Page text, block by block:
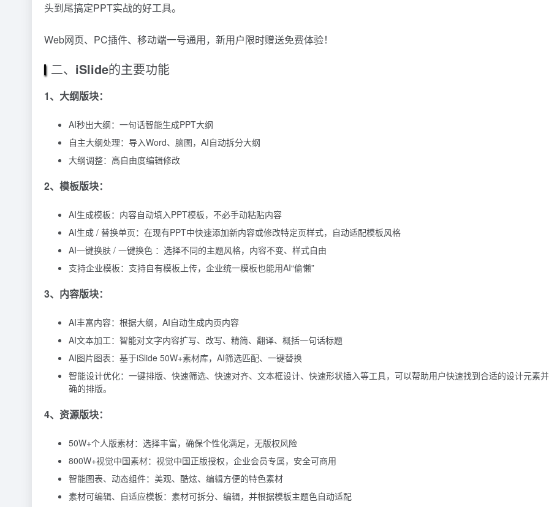
头到尾搞定PPT实战的好工具。
Web网页、PC插件、移动端一号通用，新用户限时赠送免费体验！
二、 iSlide的主要功能
1、大纲版块：
AI秒出大纲：一句话智能生成PPT大纲
自主大纲处理：导入Word、脑图，AI自动拆分大纲
大纲调整：高自由度编辑修改
2、模板版块：
AI生成模板：内容自动填入PPT模板，不必手动粘贴内容
AI生成 / 替换单页：在现有PPT中快速添加新内容或修改特定页样式，自动适配模板风格
AI一键换肤 / 一键换色 ：选择不同的主题风格，内容不变、样式自由
支持企业模板：支持自有模板上传，企业统一模板也能用AI“偷懒”
3、内容版块：
AI丰富内容：根据大纲，AI自动生成内页内容
AI文本加工：智能对文字内容扩写、改写、精简、翻译、概括一句话标题
AI图片图表：基于iSlide 50W+素材库，AI筛选匹配、一键替换
智能设计优化：一键排版、快速筛选、快速对齐、文本框设计、快速形状插入等工具，可以帮助用户快速找到合适的设计元素
确的排版。
4、资源版块：
50W+个人版素材：选择丰富，确保个性化满足，无版权风险
800W+视觉中国素材：视觉中国正版授权，企业会员专属，安全可商用
智能图表、动态组件：美观、酷炫、编辑方便的特色素材
素材可编辑、自适应模板：素材可拆分、编辑，并根据模板主题色自动适配